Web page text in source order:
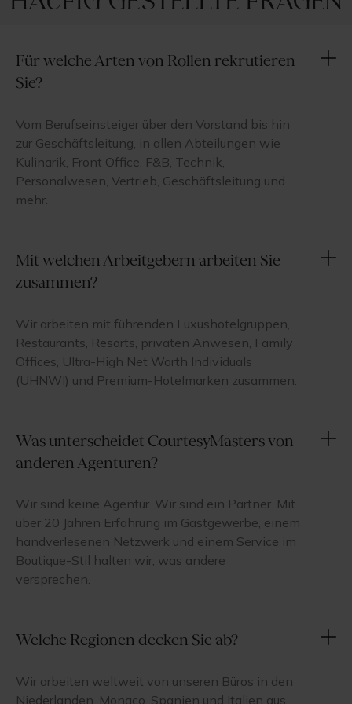
Für welche Arten von Rollen rekrutieren
Sie?
Vom Berufseinsteiger über den Vorstand bis hin
zur Geschäftsleitung, in allen Abteilungen wie
Kulinarik, Front Office, F&B, Technik,
Personalwesen, Vertrieb, Geschäftsleitung und
mehr.
Mit welchen Arbeitgebern arbeiten Sie
zusammen?
Wir arbeiten mit führenden Luxushotelgruppen,
Restaurants, Resorts, privaten Anwesen, Family
Offices, Ultra-High Net Worth Individuals
(UHNWI) und Premium-Hotelmarken zusammen.
Was unterscheidet CourtesyMasters von
anderen Agenturen?
Wir sind keine Agentur. Wir sind ein Partner. Mit
über 20 Jahren Erfahrung im Gastgewerbe, einem
handverlesenen Netzwerk und einem Service im
Boutique-Stil halten wir, was andere
versprechen.
Welche Regionen decken Sie ab?
Wir arbeiten weltweit von unseren Büros in den
Niederlanden, Monaco, Spanien und Italien aus